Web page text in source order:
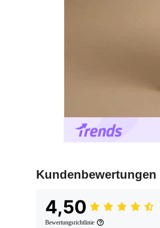
Kundenbewertungen
4,50
Bewertungsrichtlinie